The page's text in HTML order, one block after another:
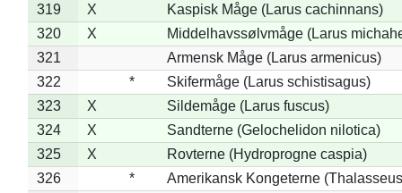
319
X
Kaspisk Måge (Larus cachinnans)
320
X
Middelhavssølvmåge (Larus
321
Armensk Måge (Larus armenicus)
322
*
Skifermåge (Larus schistisagus)
323
X
Sildemåge (Larus fuscus)
324
X
Sandterne (Gelochelidon nilotica)
325
X
Rovterne (Hydroprogne caspia)
326
*
Amerikansk Kongeterne